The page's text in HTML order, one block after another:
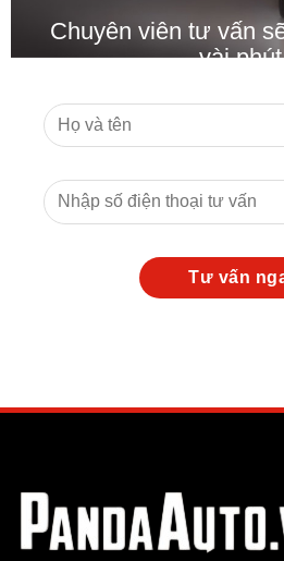
Chuyên viên tư vấn
vài